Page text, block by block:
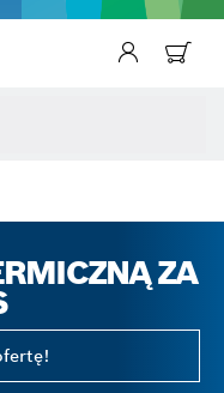
ZA